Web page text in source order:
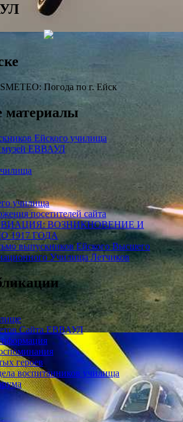
материалы
Ейского училища
музей ЕВВАУЛ
училища
посетителей сайта
ВОЗНИКНОВЕНИЕ И
1917 ГОДА
выпускников Ейского Высшего
Училища Летчиков
Сайта ЕВВАУЛ
героев
воспитанников училища